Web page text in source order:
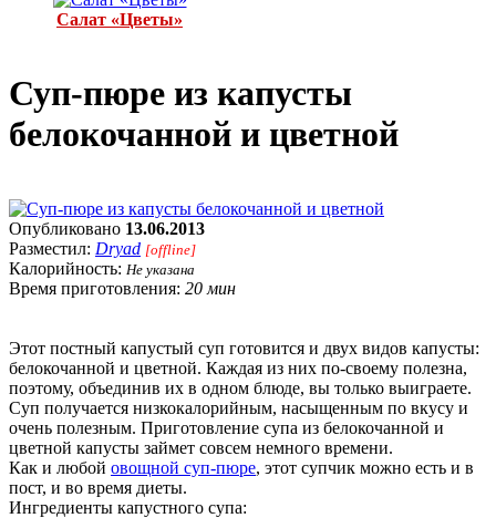
Салат «Цветы»
Суп-пюре из капусты
белокочанной и цветной
Опубликовано 13.06.2013
Разместил: Dryad [offline]
Калорийность: Не указана
Время приготовления: 20 мин
Этот постный капустый суп готовится и двух видов капусты:
белокочанной и цветной. Каждая из них по-своему полезна,
поэтому, объединив их в одном блюде, вы только выиграете.
Суп получается низкокалорийным, насыщенным по вкусу и
очень полезным. Приготовление супа из белокочанной и
цветной капусты займет совсем немного времени.
Как и любой овощной суп-пюре, этот супчик можно есть и в
пост, и во время диеты.
Ингредиенты капустного супа: